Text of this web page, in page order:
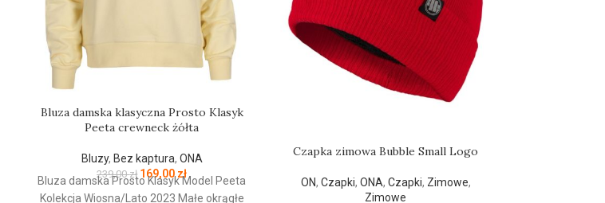
Bluza damska klasyczna Prosto Klasyk
Peeta crewneck żółta
Bluzy, Bez kaptura, ONA
239,00zł 169,00zł
Bluza damska Prosto Klasyk Model Peeta
Kolekcja Wiosna/Lato 2023 Małe okrągłe
Czapka zimowa Bubble Small Logo
ON, Czapki, ONA, Czapki, Zimowe,
Zimowe